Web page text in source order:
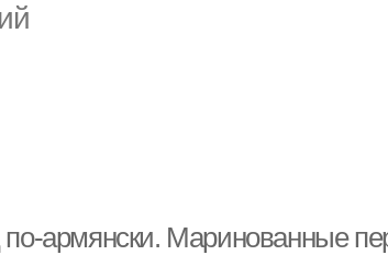
армянски. Маринованные